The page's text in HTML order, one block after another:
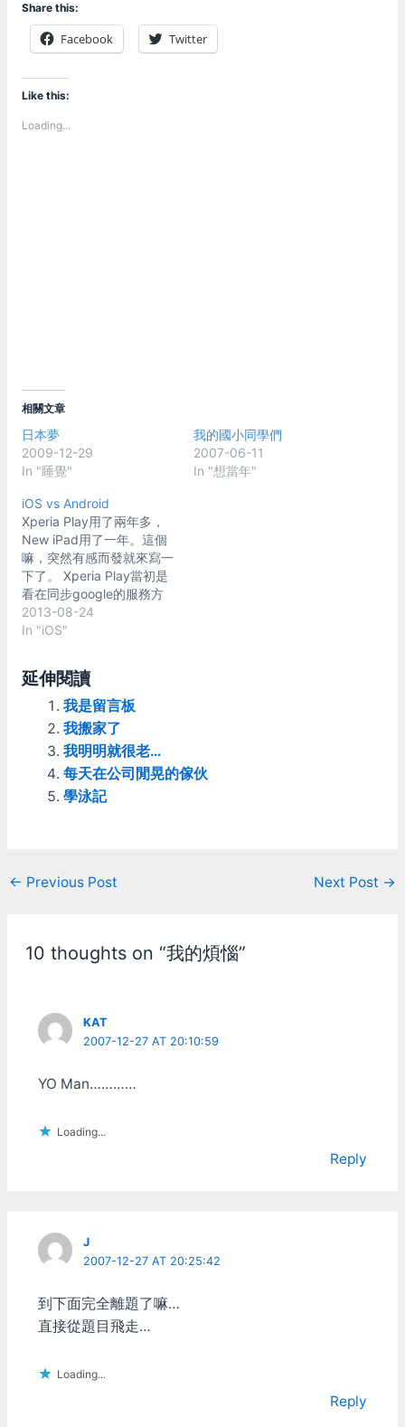
Share this:
Facebook Twitter
Like this:
Loading...
相關文章
日本夢
2009-12-29
In "睡覺"
我的國小同學們
2007-06-11
In "想當年"
iOS vs Android
Xperia Play用了兩年多，
New iPad用了一年。這個
嘛，突然有感而發就來寫一
下了。 Xperia Play當初是
看在同步google的服務方
便而買的，買來倒是挺符合
期待，跟之前用Nokia N86
上太多了。反倒是他上面原
以為會很有趣的實體搖桿幾
乎沒什麼屁用 :p iPad我是
早就知道不合我用，不過也
沒啥更好的選擇也就買了。
其實一直到現在也都沒有能
完美取代的，唸歸唸不過也
還算能完成任務啦。 UI 使
上去的話還是不夠好用，最
UI，就只有皮長的好看而
換就能換掉，這倒不是大問
題。 問題反而是出在連絡
人、行事曆、電話撥號這些
容易用其它軟體換掉，但不
行事曆的編輯頁，電話撥號
真的很認真作整合啦 但變
成需要的也給你，不需要的
的看了就很難過啊！ 真的
沒解的話，就只能刷第三方
韌體了，不過那又經常會遇
不是原廠啊 遊戲 我一開始
2013-08-24
In "iOS"
延伸閱讀
我是留言板
我搬家了
我明明就很老…
每天在公司閒晃的傢伙
學泳記
Post
← Previous Post Next Post →
10 thoughts on “我的煩惱”
KAT
2007-12-27 AT 20:10:59
YO Man…………
Loading...
Reply
J
2007-12-27 AT 20:25:42
到下面完全離題了嘛…
直接從題目飛走…
Loading...
Reply